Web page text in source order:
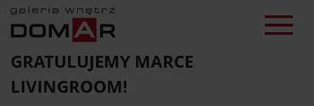
GRATULUJEMY MARCE
LIVINGROOM!